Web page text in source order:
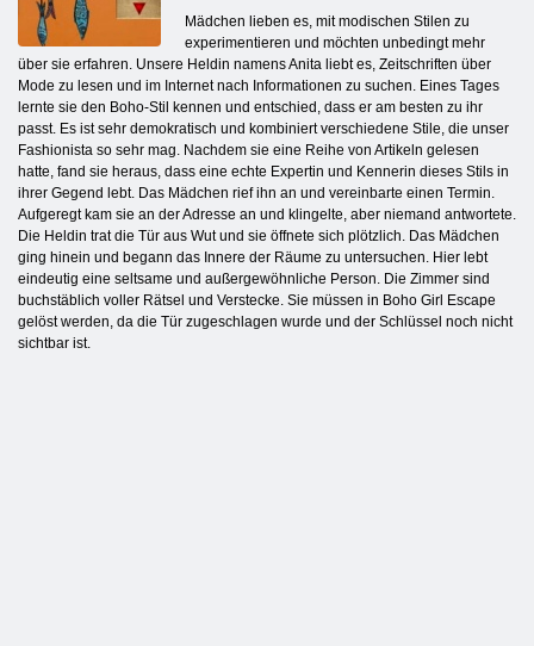
Mädchen lieben es, mit modischen Stilen zu
experimentieren und möchten unbedingt mehr
über sie erfahren. Unsere Heldin namens Anita liebt es, Zeitschriften über
Mode zu lesen und im Internet nach Informationen zu suchen. Eines Tages
lernte sie den Boho-Stil kennen und entschied, dass er am besten zu ihr
passt. Es ist sehr demokratisch und kombiniert verschiedene Stile, die unser
Fashionista so sehr mag. Nachdem sie eine Reihe von Artikeln gelesen
hatte, fand sie heraus, dass eine echte Expertin und Kennerin dieses Stils in
ihrer Gegend lebt. Das Mädchen rief ihn an und vereinbarte einen Termin.
Aufgeregt kam sie an der Adresse an und klingelte, aber niemand antwortete.
Die Heldin trat die Tür aus Wut und sie öffnete sich plötzlich. Das Mädchen
ging hinein und begann das Innere der Räume zu untersuchen. Hier lebt
eindeutig eine seltsame und außergewöhnliche Person. Die Zimmer sind
buchstäblich voller Rätsel und Verstecke. Sie müssen in Boho Girl Escape
gelöst werden, da die Tür zugeschlagen wurde und der Schlüssel noch nicht
sichtbar ist.